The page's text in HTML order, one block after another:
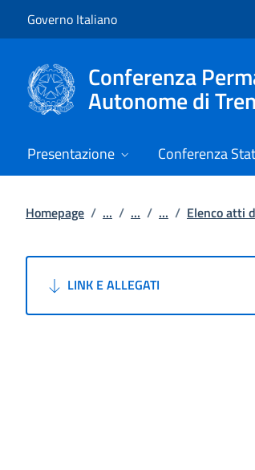
Governo Italiano
Conferenza
Autonome di
Presentazione Conferenza
Homepage / ... / ... / ... / Elenco atti
LINK E ALLEGATI